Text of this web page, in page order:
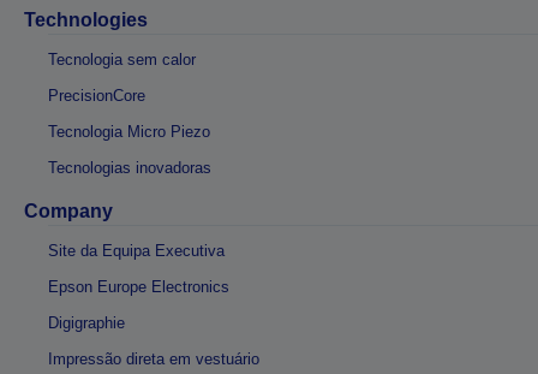
Technologies
Tecnologia sem calor
PrecisionCore
Tecnologia Micro Piezo
Tecnologias inovadoras
Company
Site da Equipa Executiva
Epson Europe Electronics
Digigraphie
Impressão direta em vestuário